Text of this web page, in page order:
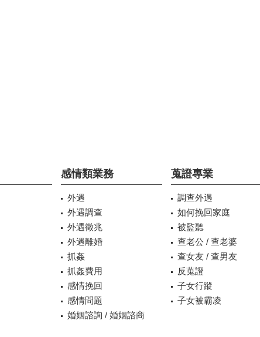
感情類業務
外遇
外遇調查
外遇徵兆
外遇離婚
抓姦
抓姦費用
感情挽回
感情問題
婚姻諮詢 / 婚姻諮商
蒐證專業
調查外遇
如何挽回家庭
被監聽
查老公 / 查老婆
查女友 / 查男友
反蒐證
子女行蹤
子女被霸凌